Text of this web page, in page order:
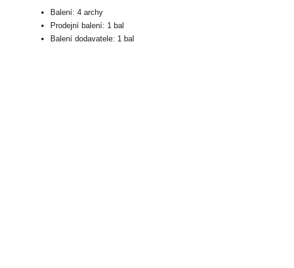
Balení: 4 archy
Prodejní balení: 1 bal
Balení dodavatele: 1 bal